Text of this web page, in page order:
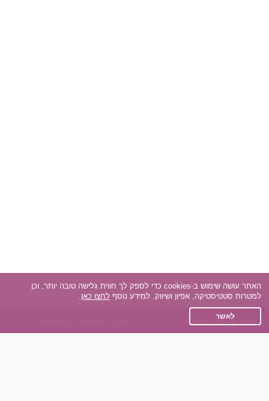
אפליקציית הכרויות
האתר עושה שימוש ב-cookies כדי לספק לך חווית גלישה טובה יותר, וכן
למטרות סטטיסטיקה, אפיון ושיווק. למידע נוסף לחצו כאן.
לאשר